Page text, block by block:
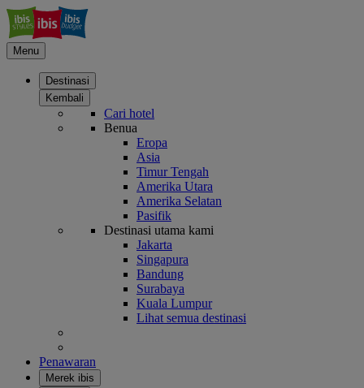
Menu
Destinasi
Kembali
Cari hotel
Benua
Eropa
Asia
Timur Tengah
Amerika Utara
Amerika Selatan
Pasifik
Destinasi utama kami
Jakarta
Singapura
Bandung
Surabaya
Kuala Lumpur
Lihat semua destinasi
Penawaran
Merek ibis